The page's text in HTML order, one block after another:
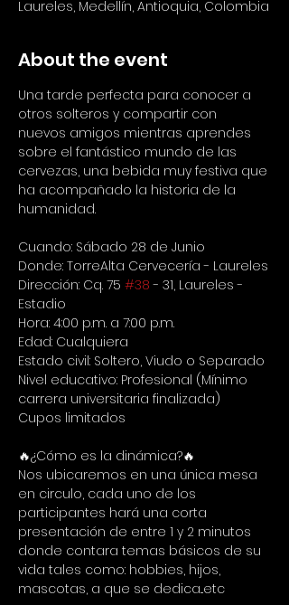
Laureles, Medellín, Antioquia, Colombia
About the event
Una tarde perfecta para conocer a
otros solteros y compartir con
nuevos amigos mientras aprendes
sobre el fantástico mundo de las
cervezas, una bebida muy festiva que
ha acompañado la historia de la
humanidad.
Cuando: Sábado 28 de Junio
Donde: TorreAlta Cervecería - Laureles
Dirección: Cq. 75 #38 - 31, Laureles -
Estadio
Hora: 4:00 p.m. a 7:00 p.m.
Edad: Cualquiera
Estado civil: Soltero, Viudo o Separado
Nivel educativo: Profesional (Mínimo
carrera universitaria finalizada)
Cupos limitados
🔥¿Cómo es la dinámica?🔥
Nos ubicaremos en una única mesa
en circulo, cada uno de los
participantes hará una corta
presentación de entre 1 y 2 minutos
donde contara temas básicos de su
vida tales como: hobbies, hijos,
mascotas, a que se dedica...etc